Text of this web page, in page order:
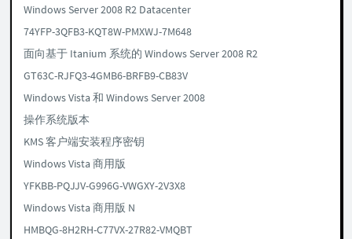
Windows Server 2008 R2 Datacenter
74YFP-3QFB3-KQT8W-PMXWJ-7M648
面向基于 Itanium 系统的 Windows Server 2008 R2
GT63C-RJFQ3-4GMB6-BRFB9-CB83V
Windows Vista 和 Windows Server 2008
操作系统版本
KMS 客户端安装程序密钥
Windows Vista 商用版
YFKBB-PQJJV-G996G-VWGXY-2V3X8
Windows Vista 商用版 N
HMBQG-8H2RH-C77VX-27R82-VMQBT